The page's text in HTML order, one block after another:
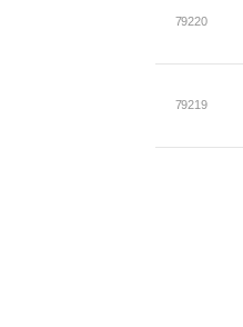
79220
79219